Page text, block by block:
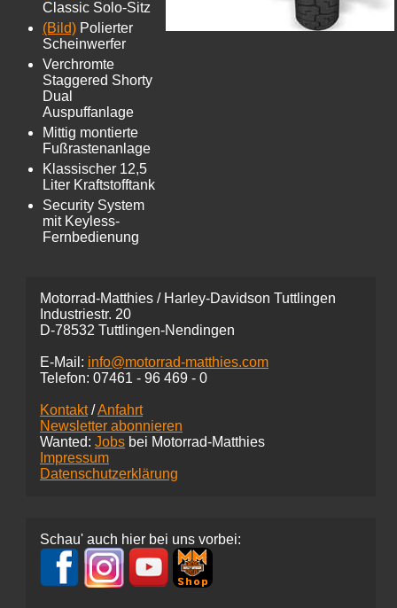
Classic Solo-Sitz
(Bild) Polierter
Scheinwerfer
Verchromte
Staggered Shorty
Dual
Auspuffanlage
Mittig montierte
Fußrastenanlage
Klassischer 12,5
Liter Kraftstofftank
Security System
mit Keyless-
Fernbedienung
Motorrad-Matthies / Harley-Davidson Tuttlingen
Industriestr. 20
D-78532 Tuttlingen-Nendingen
E-Mail: info@motorrad-matthies.com
Telefon: 07461 - 96 469 - 0
Kontakt/Anfahrt
Newsletter abonnieren
Wanted: Jobs bei Motorrad-Matthies
Impressum
Datenschutzerklärung
Schau' auch hier bei uns vorbei: